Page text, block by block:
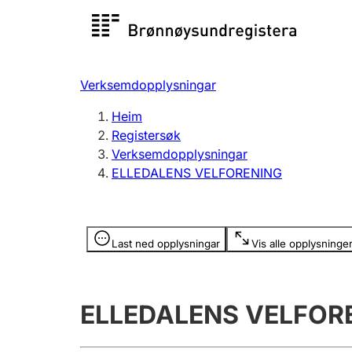
Registersøk
Registrere, endre, slette
Verksemdopplysningar
Heim
Registersøk
Verksemdopplysningar
ELLEDALENS VELFORENING
Last ned opplysningar Vis alle opplysninger
Opplysninger er skjult
ELLEDALENS